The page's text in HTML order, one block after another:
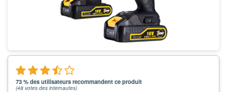
73 % des utilisateurs recommandent ce produit
(48 votes des internautes)